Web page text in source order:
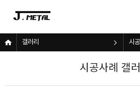
갤러리 시
시공사례 갤